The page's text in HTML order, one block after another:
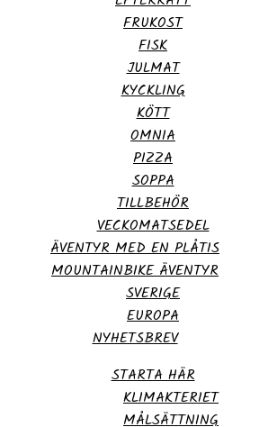
FRUKOST
FISK
JULMAT
KYCKLING
KÖTT
OMNIA
PIZZA
SOPPA
TILLBEHÖR
VECKOMATSEDEL
ÄVENTYR MED EN PLÅTIS
MOUNTAINBIKE ÄVENTYR
SVERIGE
EUROPA
NYHETSBREV
STARTA HÄR
KLIMAKTERIET
MÅLSÄTTNING